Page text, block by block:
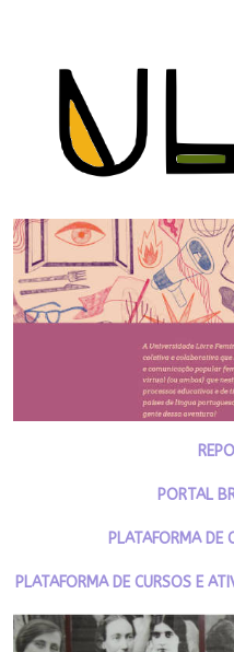
PORTAL
PLATAFORMA DE
PLATAFORMA DE CURSOS E